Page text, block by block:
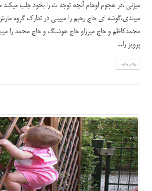
میزنی ،در هجوم اوهام آنچه توجه ت را بخود جلب
میبندی،گوشه ای حاج رحیم را میبینی در تدارک گروه
محمدکاظم و حاج میرزاو حاج هوشنگ و حاج محمد را
پرویز را...
بیشتر بدانید...